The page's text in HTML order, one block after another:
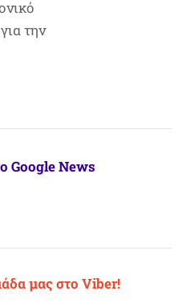
την
Google News
μας στο Viber!